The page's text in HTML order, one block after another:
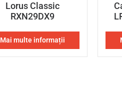
Lorus Classic
RXN29DX9
Mai multe informații